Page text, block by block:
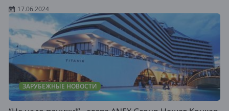
17.06.2024
ЗАРУБЕЖНЫЕ НОВОСТИ